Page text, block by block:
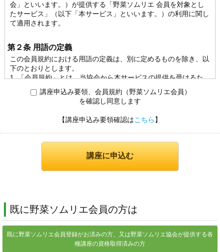
会」といいます。）が提供する「野菜ソムリエ 会員を対象とし
たサービス」（以下「本サービス」といいます。）の利用に関し
て適用されます。
第２条 用語の定義
この会員規約における用語の定義は、別に定めるものを除き、以
下のとおりとします。
1. 「会員規約」とは、当協会から本サービスの提供を受けるた
めの規約をいいます。
2. 「会員」とは、当協会と野菜ソムリエ 会員契約を締結してい
1. 当協会は、この規約を変更する場合は、当協会所定の方法に
より、会員に通知します。
2. 前項の通知後、会員が本サービスを利用した場合は、会員は
当該変更を承諾したものといたします。
第４条 会員契約の申し込み
1. 会員規約を締結することができる方は、当協会が認定する資
格の受講生に限らせていただきます。
講座申込み要領、会員規約（野菜ソムリエ会員）
を確認し同意します
【講座申込み要領確認はこちら 】
既に野菜ソムリエ会員の方は
既に野菜ソムリエ会員登録がお済みの方、又は野菜ソムリエ協会が提供する各
種講座の資格取得済みの方